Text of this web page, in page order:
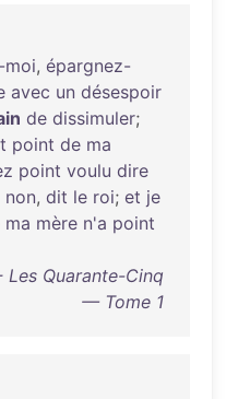
moi, épargnez-
avec un désespoir
de dissimuler;
point de ma
point voulu dire
non, dit le roi; et je
ma mère n'a point
Les Quarante-Cinq
— Tome 1